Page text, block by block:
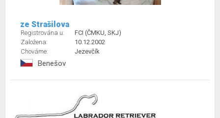
ze Strašilova
Registrována u:
FCI (ČMKU, SKJ)
Založena:
10.12.2002
Chováme:
Jezevčík
Benešov